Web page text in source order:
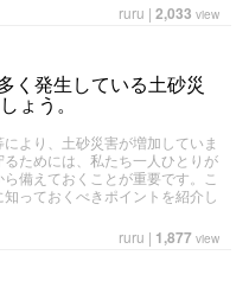
ruru | 2,033 view
く発生している土砂災
ょう。
より、土砂災害が増加していま
ためには、私たち一人ひとりが
備えておくことが重要です。こ
っておくべきポイントを紹介し
ruru | 1,877 view